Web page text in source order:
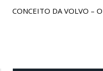
CONCEITO DA VOLVO –